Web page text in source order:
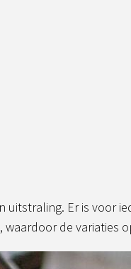
Er is voor
waardoor de variaties